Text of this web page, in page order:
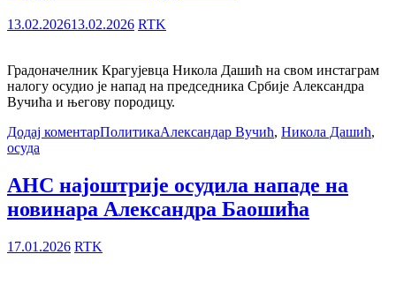
13.02.202613.02.2026 RTK
Градоначелник Крагујевца Никола Дашић на свом инстаграм
налогу осудио је напад на председника Србије Александра
Вучића и његову породицу.
Додај коментарПолитикаАлександар Вучић, Никола Дашић,
осуда
АНС најоштрије осудила нападе на
новинара Александра Баошића
17.01.2026 RTK